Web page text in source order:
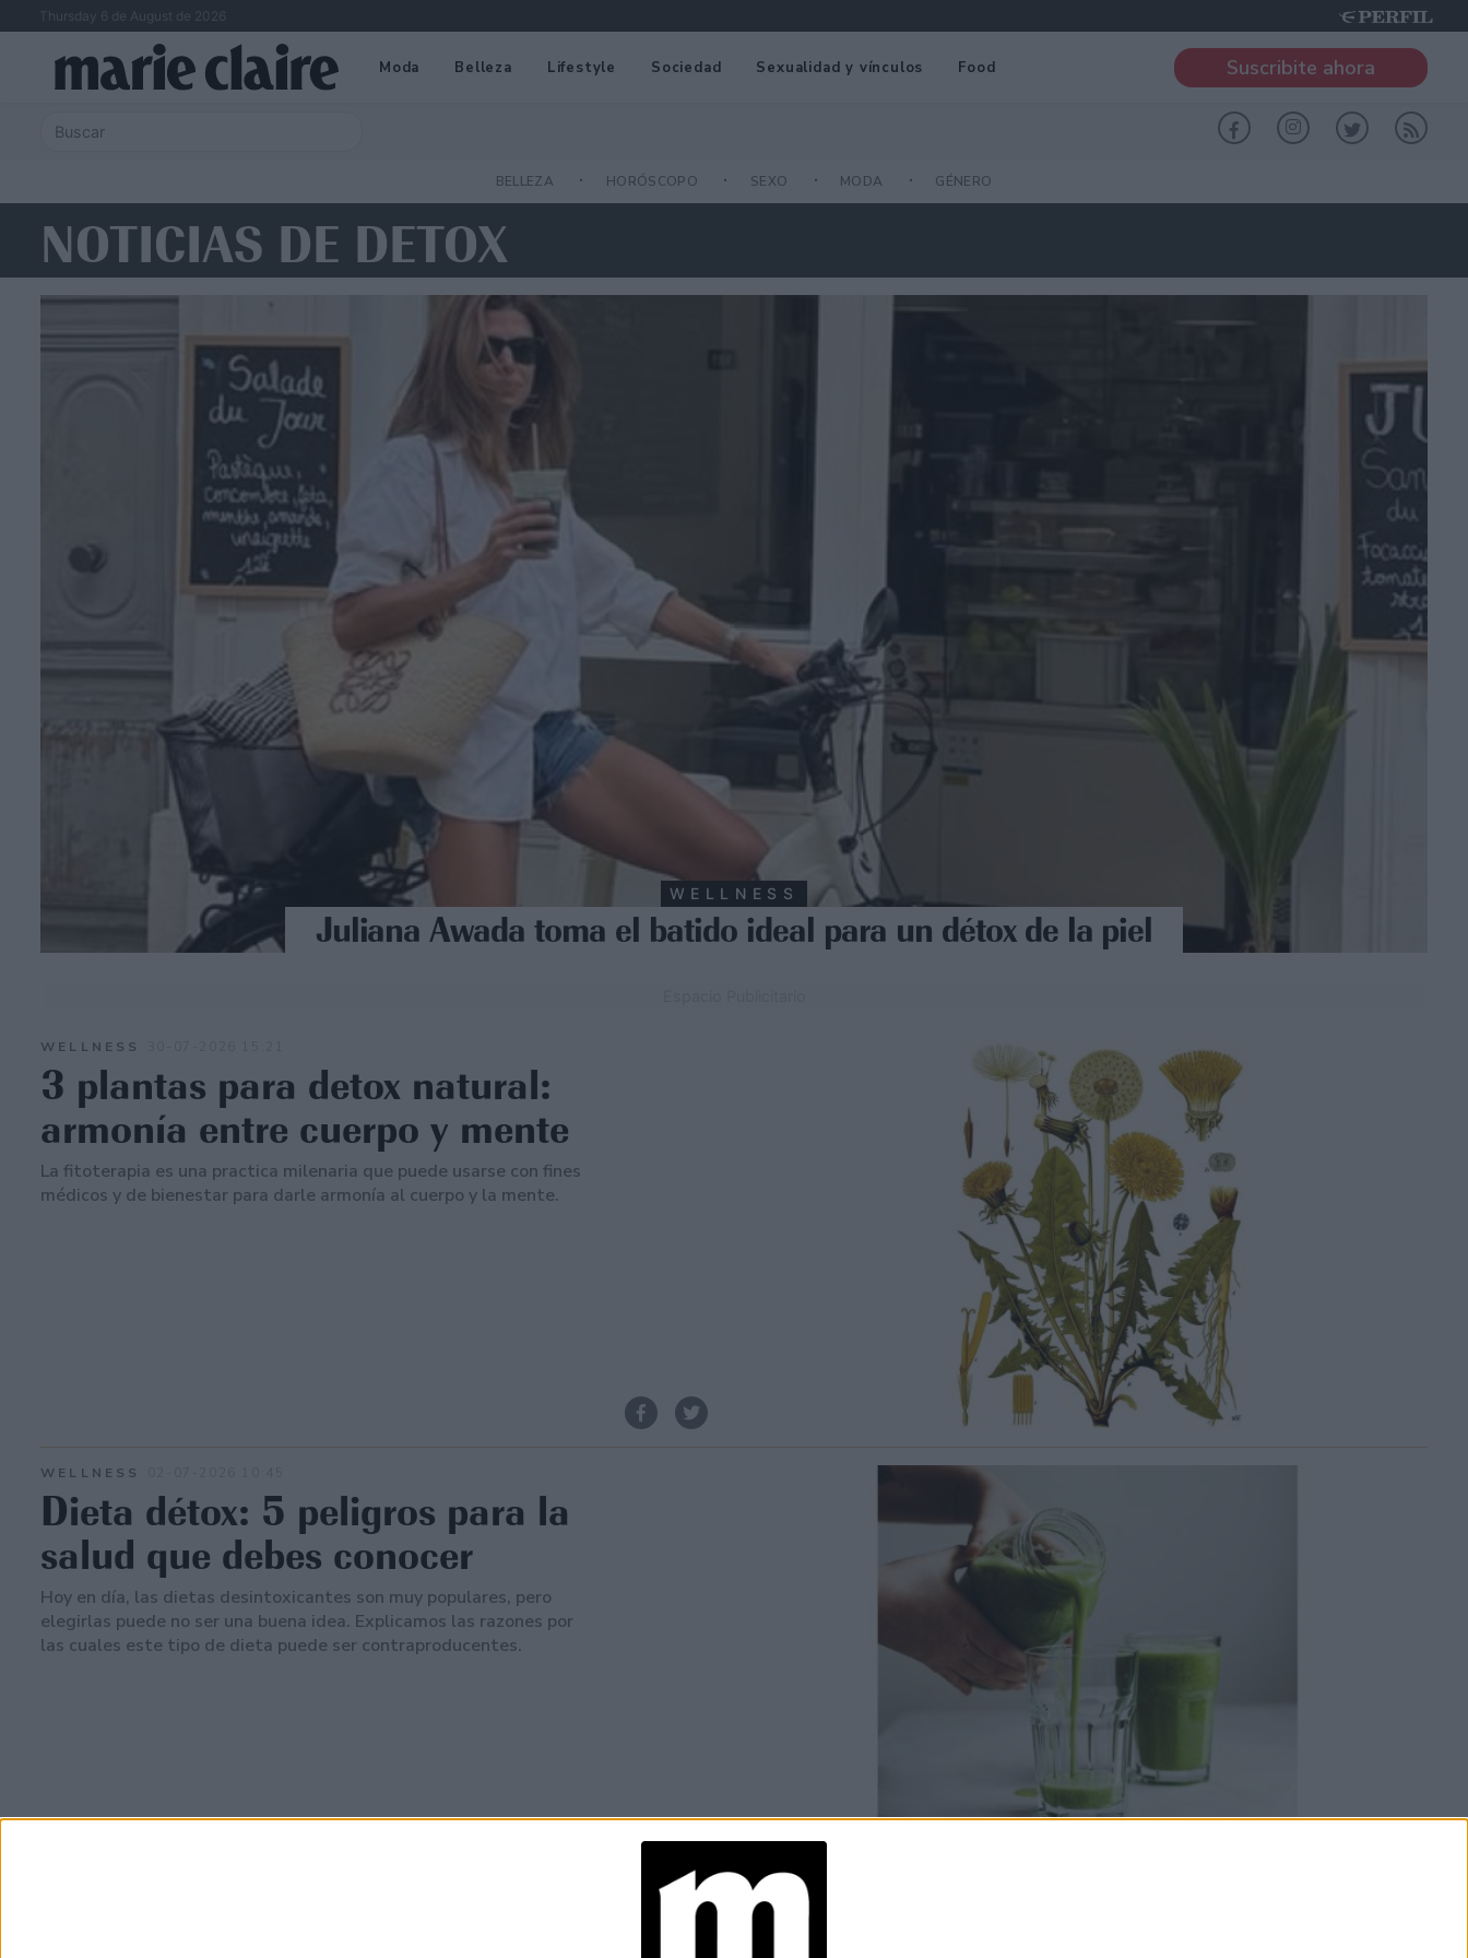
Thursday 6 de August de 2026
Moda Belleza Lifestyle Sociedad Sexualidad y vínculos Food Suscribite ahora
BELLEZA HORÓSCOPO SEXO MODA GÉNERO
NOTICIAS DE DETOX
WELLNESS
Juliana Awada toma el batido ideal para un détox de la piel
WELLNESS
3 plantas para detox natural:
armonía entre cuerpo y mente
La fitoterapia es una practica milenaria que puede usarse con fines
médicos y de bienestar para darle armonía al cuerpo y la mente.
WELLNESS
Dieta détox: 5 peligros para la
salud que debes conocer
Hoy en día, las dietas desintoxicantes son muy populares, pero
elegirlas puede no ser una buena idea. Explicamos las razones por
las cuales este tipo de dieta puede ser contraproducentes.